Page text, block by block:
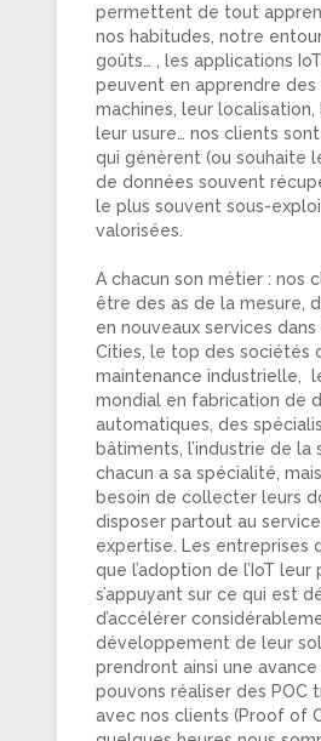
permettent de tout
nos habitudes, notre
goûts… , les applications
peuvent en apprendre des
machines, leur localisation,
leur usure… nos clients
qui génèrent (ou souhaite
de données souvent
le plus souvent sous-
valorisées.
A chacun son métier : nos
être des as de la mesure,
en nouveaux services
Cities, le top des sociétés
maintenance industrielle,
mondial en fabrication de
automatiques, des
bâtiments, l’industrie de la
chacun a sa spécialité,
besoin de collecter leurs
disposer partout au
expertise. Les entreprises
que l’adoption de l’IoT
s’appuyant sur ce qui est
d’accélérer
développement de leur
prendront ainsi une avance
pouvons réaliser des POC
avec nos clients (Proof of